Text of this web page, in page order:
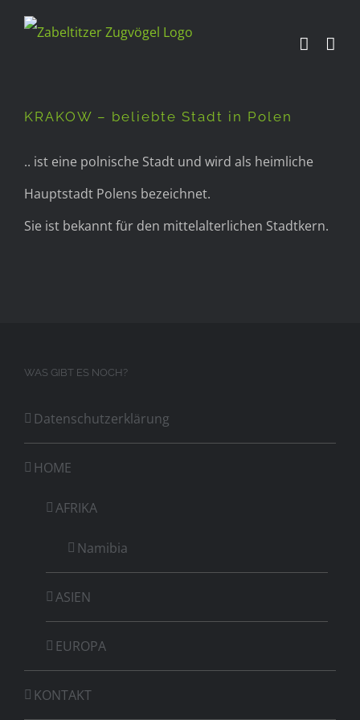
Zum
KRAKOW – beliebte Stadt in Polen
.. ist eine polnische Stadt und wird als heimliche
Hauptstadt Polens bezeichnet.
Sie ist bekannt für den mittelalterlichen Stadtkern.
WAS GIBT ES NOCH?
Datenschutzerklärung
HOME
AFRIKA
Namibia
ASIEN
EUROPA
KONTAKT